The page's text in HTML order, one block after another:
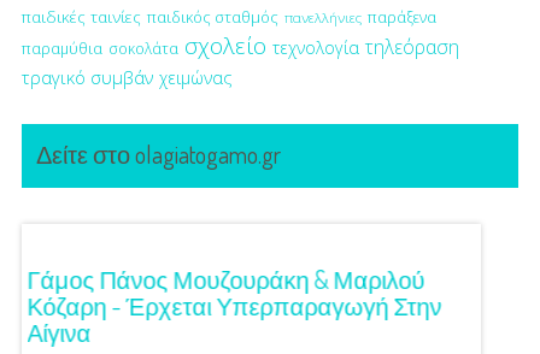
παιδικές ταινίες παιδικός σταθμός πανελλήνιες παράξενα
παραμύθια σοκολάτα σχολείο τεχνολογία τηλεόραση
τραγικό συμβάν χειμώνας
Δείτε στο olagiatogamo.gr
Γάμος Πάνος Μουζουράκη & Μαριλού
Κόζαρη - Έρχεται Υπερπαραγωγή Στην
Αίγινα